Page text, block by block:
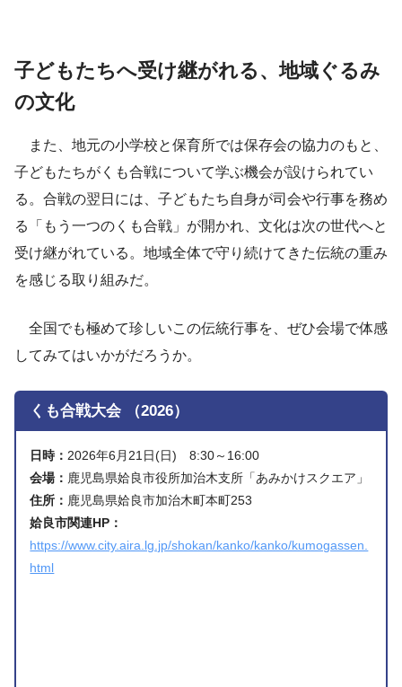
子どもたちへ受け継がれる、地域ぐるみ
の文化
また、地元の小学校と保育所では保存会の協力のもと、
子どもたちがくも合戦について学ぶ機会が設けられてい
る。合戦の翌日には、子どもたち自身が司会や行事を務め
る「もう一つのくも合戦」が開かれ、文化は次の世代へと
受け継がれている。地域全体で守り続けてきた伝統の重み
を感じる取り組みだ。
全国でも極めて珍しいこの伝統行事を、ぜひ会場で体感
してみてはいかがだろうか。
くも合戦大会 （2026）
日時：2026年6月21日(日) 8:30～16:00
会場： 鹿児島県姶良市役所加治木支所「あみかけスクエア」
住所： 鹿児島県姶良市加治木町本町253
姶良市関連HP：
https://www.city.aira.lg.jp/shokan/kanko/kanko/kumogassen.
html